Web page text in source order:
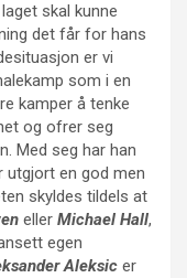
skal kunne
det får for hans
er vi
som i en
kamper å tenke
og ofrer seg
Med seg har han
utgjort en god men
skyldes tildels at
eller Michael Hall,
egen
Aleksic er